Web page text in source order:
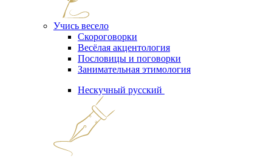
Учись весело
Скороговорки
Весёлая акцентология
Пословицы и поговорки
Занимательная этимология
Нескучный русский